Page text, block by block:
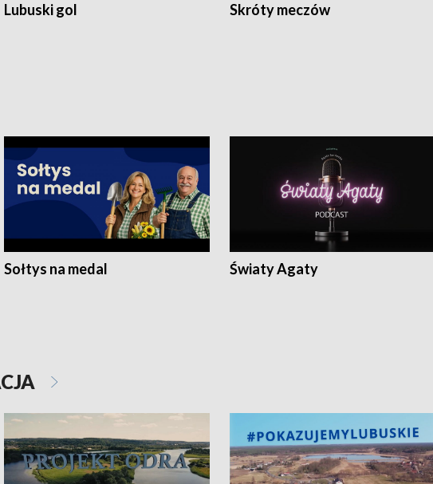
Lubuski gol Skróty meczów
Sołtys na medal Światy Agaty